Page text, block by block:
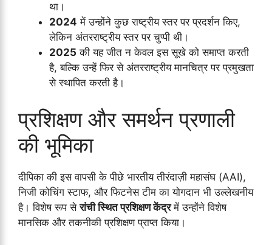
था।
2024 में उन्होंने कुछ राष्ट्रीय स्तर पर प्रदर्शन किए,
लेकिन अंतरराष्ट्रीय स्तर पर चुप्पी थी।
2025 की यह जीत न केवल इस सूखे को समाप्त करती
है, बल्कि उन्हें फिर से अंतरराष्ट्रीय मानचित्र पर प्रमुखता
से स्थापित करती है।
प्रशिक्षण और समर्थन प्रणाली
की भूमिका
दीपिका की इस वापसी के पीछे भारतीय तीरंदाज़ी महासंघ (AAI),
निजी कोचिंग स्टाफ, और फिटनेस टीम का योगदान भी उल्लेखनीय
है। विशेष रूप सेरांची स्थित प्रशिक्षण केंद्रमें उन्होंने विशेष
मानसिक और तकनीकी प्रशिक्षण प्राप्त किया।